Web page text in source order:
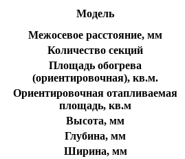
Модель
Межосевое расстояние, мм
Количество секций
Площадь обогрева
(ориентировочная), кв.м.
Ориентировочная отапливаемая
площадь, кв.м
Высота, мм
Глубина, мм
Ширина, мм